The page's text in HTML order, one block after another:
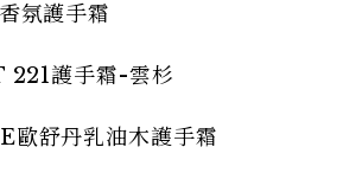
氛護手霜
護手霜-雲杉
舒丹乳油木護手霜